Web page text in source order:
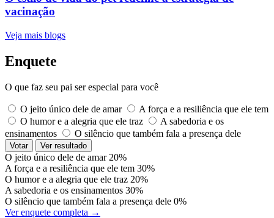
vacinação
Veja mais blogs
Enquete
O que faz seu pai ser especial para você
O jeito único dele de amar
A força e a resiliência que ele tem
O humor e a alegria que ele traz
A sabedoria e os
ensinamentos
O silêncio que também fala a presença dele
Votar Ver resultado
O jeito único dele de amar 20%
A força e a resiliência que ele tem 30%
O humor e a alegria que ele traz 20%
A sabedoria e os ensinamentos 30%
O silêncio que também fala a presença dele 0%
Ver enquete completa →